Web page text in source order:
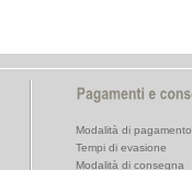
Modalità di pagamento
Tempi di evasione
Modalità di consegna